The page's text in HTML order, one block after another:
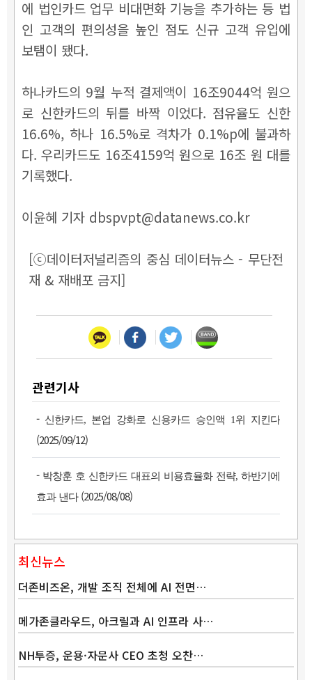
에 법인카드 업무 비대면화 기능을 추가하는 등 법
인 고객의 편의성을 높인 점도 신규 고객 유입에
보탬이 됐다.
하나카드의 9월 누적 결제액이 16조9044억 원으
로 신한카드의 뒤를 바짝 이었다. 점유율도 신한
16.6%, 하나 16.5%로 격차가 0.1%p에 불과하
다. 우리카드도 16조4159억 원으로 16조 원 대를
기록했다.
이윤혜 기자 dbspvpt@datanews.co.kr
[ⓒ데이터저널리즘의 중심 데이터뉴스 - 무단전
재 & 재배포 금지]
관련기사
- 신한카드, 본업 강화로 신용카드 승인액 1위 지킨다
(2025/09/12)
- 박창훈 호 신한카드 대표의 비용효율화 전략, 하반기에
효과 낸다(2025/08/08)
최신뉴스
더존비즈온, 개발 조직 전체에 AI 전면…
메가존클라우드, 아크릴과 AI 인프라 사…
NH투증, 운용·자문사 CEO 초청 오찬…